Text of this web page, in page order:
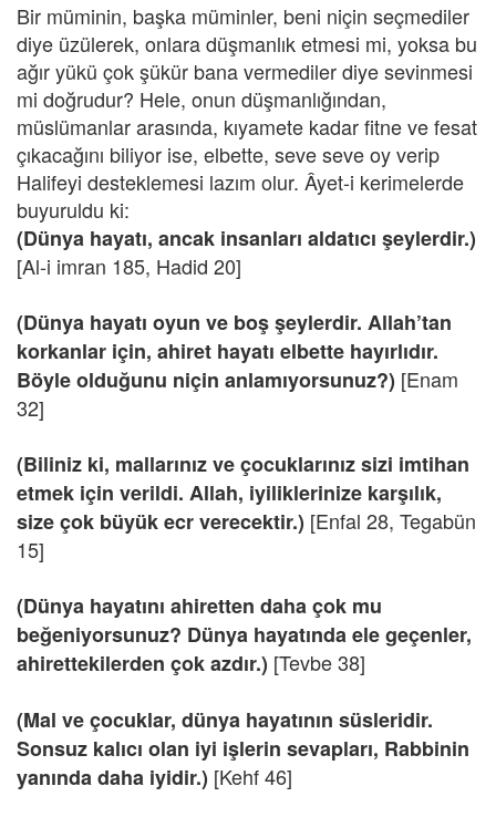
Bir müminin, başka müminler, beni niçin seçmediler
diye üzülerek, onlara düşmanlık etmesi mi, yoksa bu
ağır yükü çok şükür bana vermediler diye sevinmesi
mi doğrudur? Hele, onun düşmanlığından,
müslümanlar arasında, kıyamete kadar fitne ve fesat
çıkacağını biliyor ise, elbette, seve seve oy verip
Halifeyi desteklemesi lazım olur. Âyet-i kerimelerde
buyuruldu ki:
(Dünya hayatı, ancak insanları aldatıcı şeylerdir.)
[Al-i imran 185, Hadid 20]
(Dünya hayatı oyun ve boş şeylerdir. Allah’tan
korkanlar için, ahiret hayatı elbette hayırlıdır.
Böyle olduğunu niçin anlamıyorsunuz?) [Enam
32]
(Biliniz ki, mallarınız ve çocuklarınız sizi imtihan
etmek için verildi. Allah, iyiliklerinize karşılık,
size çok büyük ecr verecektir.) [Enfal 28, Tegabün
15]
(Dünya hayatını ahiretten daha çok mu
beğeniyorsunuz? Dünya hayatında ele geçenler,
ahirettekilerden çok azdır.) [Tevbe 38]
(Mal ve çocuklar, dünya hayatının süsleridir.
Sonsuz kalıcı olan iyi işlerin sevapları, Rabbinin
yanında daha iyidir.) [Kehf 46]